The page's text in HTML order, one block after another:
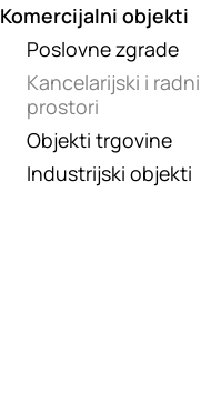
Komercijalni objekti
Poslovne zgrade
Kancelarijski i radni
prostori
Objekti trgovine
Industrijski objekti